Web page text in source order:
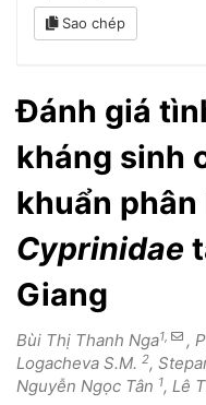
Sao chép
Đánh giá
kháng sinh
khuẩn
Cyprinidae
Giang
Bùi Thị Thanh Nga1, ,
Logacheva S.M. 2,
Nguyễn Ngọc Tân 1, Lê